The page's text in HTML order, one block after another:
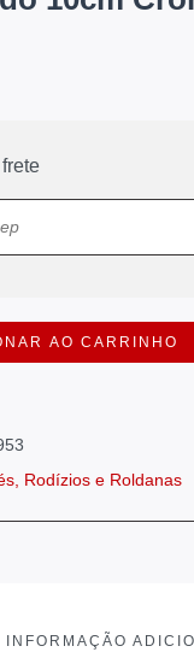
AO CARRINHO
Rodízios e Roldanas
INFORMAÇÃO